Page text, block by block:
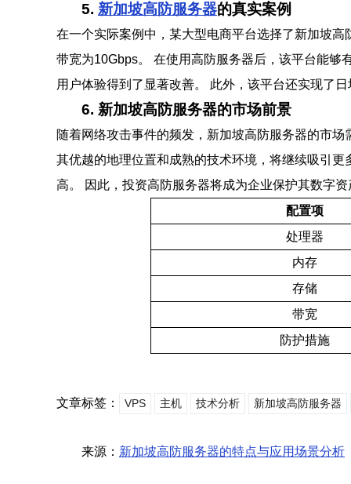
5. 新加坡高防服务器的真实案例
在一个实际案例中，某大型电商平台选择了新加坡
带宽为10Gbps。 在使用高防服务器后，该平台能
用户体验得到了显著改善。 此外，该平台还实现了
6. 新加坡高防服务器的市场前景
随着网络攻击事件的频发，新加坡高防服务器的市
其优越的地理位置和成熟的技术环境，将继续吸引
高。 因此，投资高防服务器将成为企业保护其数字
配置项
处理器
内存
存储
带宽
防护措施
文章标签： VPS 主机 技术分析 新加坡高防服务器
来源： 新加坡高防服务器的特点与应用场景分析